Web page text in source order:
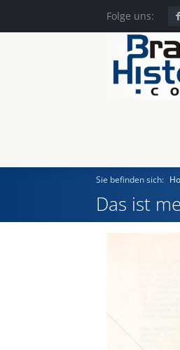
Folge uns:
Home
Konzerne
Sie befinden sich:
Das ist